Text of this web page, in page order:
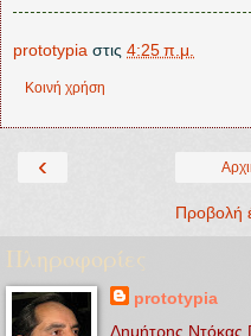
prototypia στις 4:25 π.μ.
Κοινή χρήση
‹
Προβολή
Πληροφορίες
prototypia
Δημήτρης